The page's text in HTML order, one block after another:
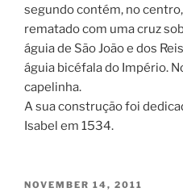
segundo contém, no
rematado com uma cruz
águia de São João e dos
águia bicéfala do Império.
capelinha.
A sua construção foi
Isabel em 1534.
POSTED
NOVEMBER 14, 2011